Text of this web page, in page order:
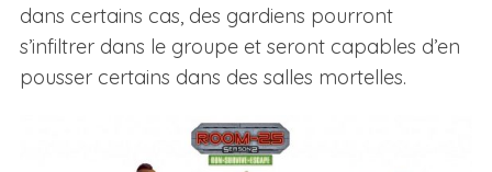
dans certains cas, des gardiens pourront
s’infiltrer dans le groupe et seront capables d’en
pousser certains dans des salles mortelles.